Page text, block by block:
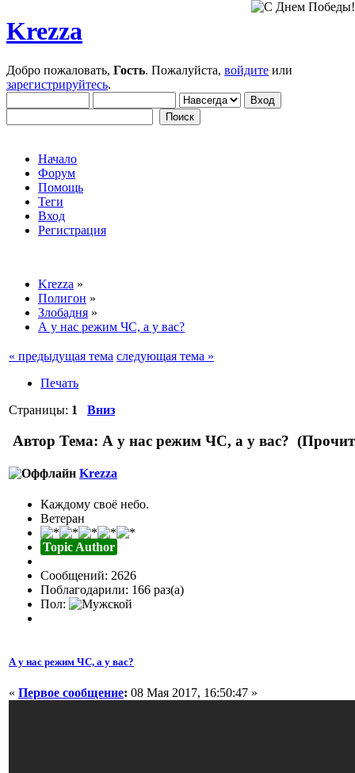
Krezza
Добро пожаловать, Гость. Пожалуйста, войдите или
зарегистрируйтесь.
Начало
Форум
Помощь
Теги
Вход
Регистрация
Krezza »
Полигон »
Злобадня »
А у нас режим ЧС, а у вас?
« предыдущая тема следующая тема »
Печать
Страницы: 1 Вниз
Автор Тема: А у нас режим ЧС, а у вас?
Krezza
Каждому своё небо.
Ветеран
Topic Author
Сообщений: 2626
Поблагодарили: 166 раз(а)
Пол:
А у нас режим ЧС, а у вас?
« Первое сообщение: 08 Мая 2017, 16:50:47 »